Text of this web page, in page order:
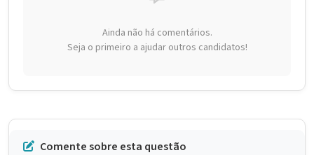
Ainda não há comentários.
Seja o primeiro a ajudar outros candidatos!
Comente sobre esta questão